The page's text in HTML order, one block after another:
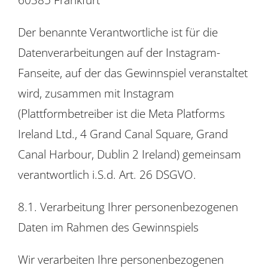
Der benannte Verantwortliche ist für die
Datenverarbeitungen auf der Instagram-
Fanseite, auf der das Gewinnspiel veranstaltet
wird, zusammen mit Instagram
(Plattformbetreiber ist die Meta Platforms
Ireland Ltd., 4 Grand Canal Square, Grand
Canal Harbour, Dublin 2 Ireland) gemeinsam
verantwortlich i.S.d. Art. 26 DSGVO.
8.1. Verarbeitung Ihrer personenbezogenen
Daten im Rahmen des Gewinnspiels
Wir verarbeiten Ihre personenbezogenen